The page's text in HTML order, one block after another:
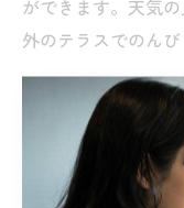
ができます。天気
外のテラスでのん
こうしたカフェは、
ても大切な憩いの
会話を交わしなが
も、ゆめしま海道